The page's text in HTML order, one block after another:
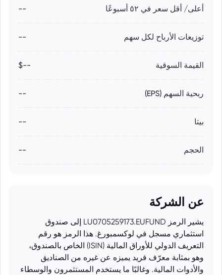
أعلى/ أقل سعر في ٥٢ أسبوعًا --
توزيعات الأرباح لكل سهم --
القيمة السوقية --$
ربحية السهم (EPS) --
بيتا --
الحجم --
عن الشركة
يشير الرمز LU0705259173.EUFUND إلى صندوق
استثماري مسجل في لوكسمبورغ. هذا الرمز هو رقم
التعريف الدولي للأوراق المالية (ISIN) الخاص بالصندوق،
وهو بمثابة معرّف فريد يميزه عن غيره من الصناديق
والأدوات المالية. وغالبًا ما يستخدم المستثمرون والوسطاء